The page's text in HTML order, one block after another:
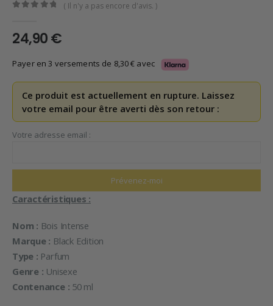
( Il n'y a pas encore d'avis. )
24,90€
Payer en 3 versements de 8,30€ avec
Ce produit est actuellement en rupture. Laissez
votre email pour être averti dès son retour :
Votre adresse email :
Caractéristiques :
Nom : Bois Intense
Marque : Black Edition
Type : Parfum
Genre : Unisexe
Contenance : 50 ml